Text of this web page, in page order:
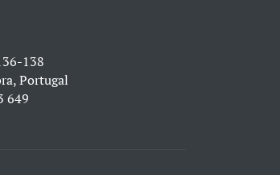
138
Portugal
649